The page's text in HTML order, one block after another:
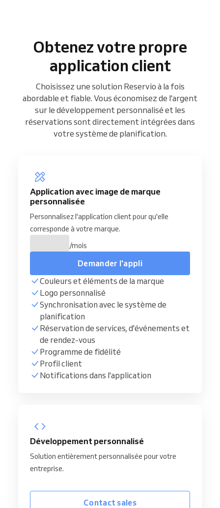
Obtenez votre propre
application client
Choisissez une solution Reservio à la fois
abordable et fiable. Vous économisez de l'argent
sur le développement personnalisé et les
réservations sont directement intégrées dans
votre système de planification.
Application avec image de marque
personnalisée
Personnalisez l'application client pour qu'elle
corresponde à votre marque.
/mois
Demander l'appli
Couleurs et éléments de la marque
Logo personnalisé
Synchronisation avec le système de
planification
Réservation de services, d'événements et
de rendez-vous
Programme de fidélité
Profil client
Notifications dans l'application
Développement personnalisé
Solution entièrement personnalisée pour votre
entreprise.
Contact sales